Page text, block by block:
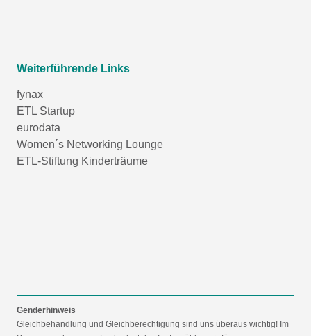
Weiterführende Links
fynax
ETL Startup
eurodata
Women´s Networking Lounge
ETL-Stiftung Kinderträume
Genderhinweis
Gleichbehandlung und Gleichberechtigung sind uns überaus wichtig! Im